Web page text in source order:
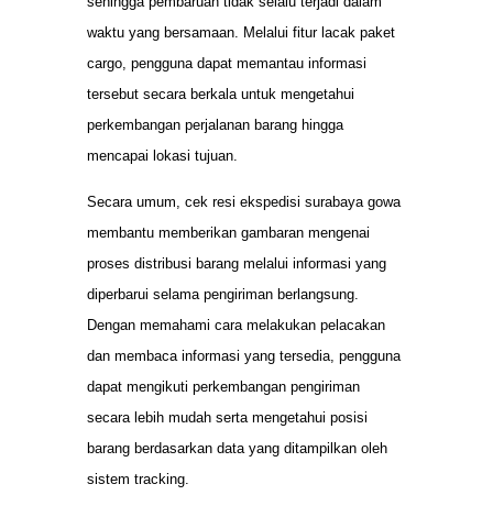
waktu yang bersamaan. Melalui fitur lacak paket
cargo, pengguna dapat memantau informasi
tersebut secara berkala untuk mengetahui
perkembangan perjalanan barang hingga
mencapai lokasi tujuan.
Secara umum, cek resi ekspedisi surabaya gowa
membantu memberikan gambaran mengenai
proses distribusi barang melalui informasi yang
diperbarui selama pengiriman berlangsung.
Dengan memahami cara melakukan pelacakan
dan membaca informasi yang tersedia, pengguna
dapat mengikuti perkembangan pengiriman
secara lebih mudah serta mengetahui posisi
barang berdasarkan data yang ditampilkan oleh
sistem tracking.